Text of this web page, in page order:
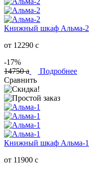
Книжный шкаф Альма-2
от 12290 c
-17%
14750a
Подробнее
Сравнить
Книжный шкаф Альма-1
от 11900 c